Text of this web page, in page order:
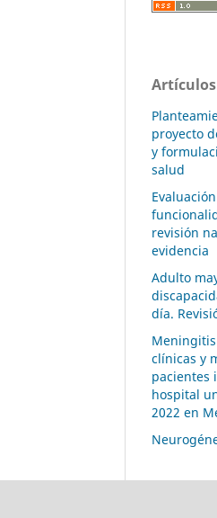
proyecto
y
salud
revisión
evidencia
Adulto
día.
clínicas y
pacientes
hospital
2022 en